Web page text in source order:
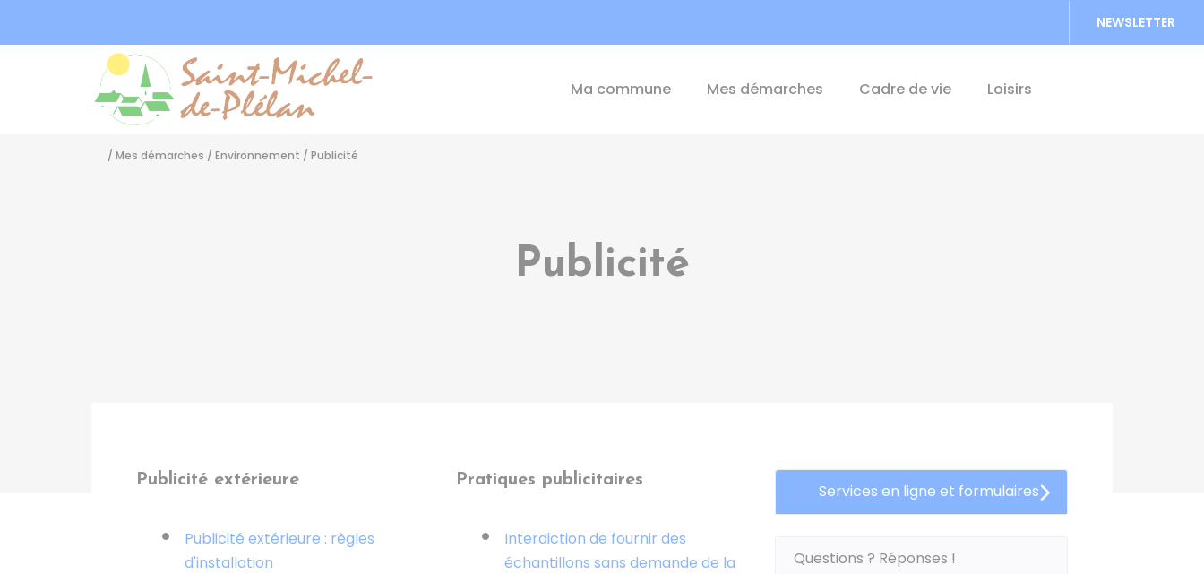
NEWSLETTER
Ma commune Mes démarches Cadre de vie Loisirs
/ Mes démarches / Environnement / Publicité
Publicité
Publicité extérieure
Publicité extérieure : règles
d'installation
Pratiques publicitaires
Interdiction de fournir des
échantillons sans demande de la
Services en ligne et formulaires
Questions ? Réponses !